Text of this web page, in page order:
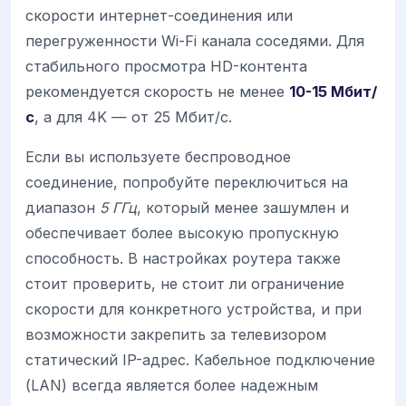
скорости интернет-соединения или
перегруженности Wi-Fi канала соседями. Для
стабильного просмотра HD-контента
рекомендуется скорость не менее 10-15 Мбит/
с, а для 4K — от 25 Мбит/с.
Если вы используете беспроводное
соединение, попробуйте переключиться на
диапазон 5 ГГц, который менее зашумлен и
обеспечивает более высокую пропускную
способность. В настройках роутера также
стоит проверить, не стоит ли ограничение
скорости для конкретного устройства, и при
возможности закрепить за телевизором
статический IP-адрес. Кабельное подключение
(LAN) всегда является более надежным